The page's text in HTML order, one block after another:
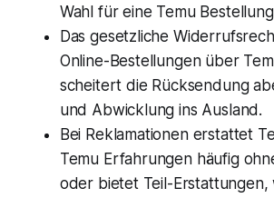
Wahl für eine Temu
Das gesetzliche
Online-Bestellungen über
scheitert die Rücksendung
und Abwicklung ins Ausland.
Bei Reklamationen erstattet
Temu Erfahrungen häufig
oder bietet Teil-Erstattungen,